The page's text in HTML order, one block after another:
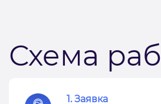
Схема
1. Заявка